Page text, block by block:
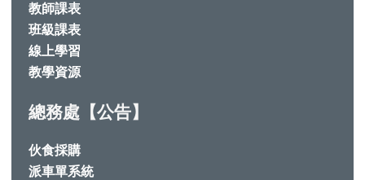
教師課表
班級課表
線上學習
教學資源
總務處【公告】
伙食採購
派車單系統